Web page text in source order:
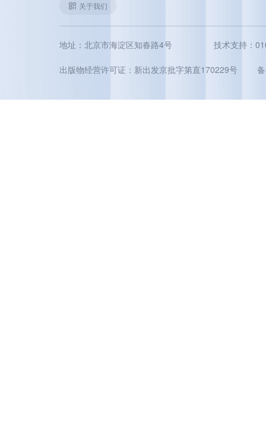
关于我们
地址：北京市海淀区知春路4号 技术支持：
出版物经营许可证：新出发京批字第直170229号